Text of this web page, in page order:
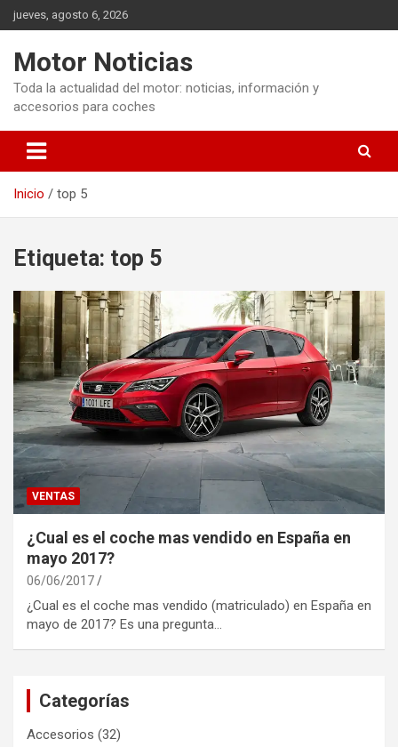
Saltar
al
jueves, agosto 6, 2026
Motor Noticias
Toda la actualidad del motor: noticias, información y
accesorios para coches
Inicio top 5
Etiqueta: top 5
VENTAS
¿Cual es el coche mas vendido en España en
mayo 2017?
06/06/2017
¿Cual es el coche mas vendido (matriculado) en España en
mayo de 2017? Es una pregunta…
Categorías
Accesorios (32)